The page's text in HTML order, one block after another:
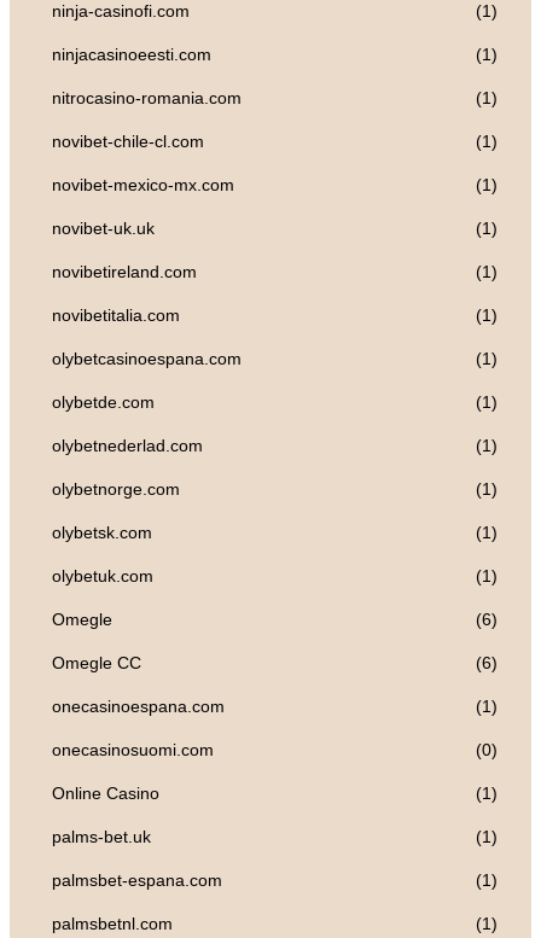
ninja-casinofi.com (1)
ninjacasinoeesti.com (1)
nitrocasino-romania.com (1)
novibet-chile-cl.com (1)
novibet-mexico-mx.com (1)
novibet-uk.uk (1)
novibetireland.com (1)
novibetitalia.com (1)
olybetcasinoespana.com (1)
olybetde.com (1)
olybetnederlad.com (1)
olybetnorge.com (1)
olybetsk.com (1)
olybetuk.com (1)
Omegle (6)
Omegle CC (6)
onecasinoespana.com (1)
onecasinosuomi.com (0)
Online Casino (1)
palms-bet.uk (1)
palmsbet-espana.com (1)
palmsbetnl.com (1)